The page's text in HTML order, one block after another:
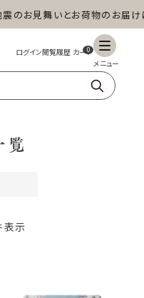
のお見舞いとお荷物のお届け
ョップ 0
深蒸し茶 水出し茶
覧
順
表示